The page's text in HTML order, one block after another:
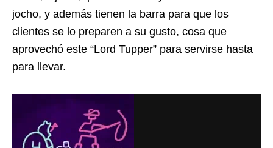
jocho, y además tienen la barra para que los
clientes se lo preparen a su gusto, cosa que
aprovechó este “Lord Tupper” para servirse hasta
para llevar.